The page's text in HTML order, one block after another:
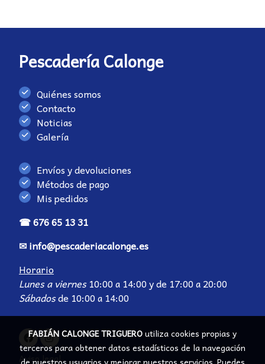
Pescadería Calonge
Quiénes somos
Contacto
Noticias
Galería
Envíos y devoluciones
Métodos de pago
Mis pedidos
☎ 676 65 13 31
✉ info@pescaderiacalonge.es
Horario
Lunes a viernes10:00 a 14:00 y de 17:00 a 20:00
Sábadosde 10:00 a 14:00
Aviso legal
FABIÁN CALONGE TRIGUEROutiliza cookies propias y
terceros para obtener datos estadísticos de la navegación